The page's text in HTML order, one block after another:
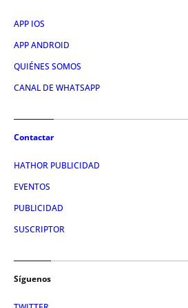
APP IOS
APP ANDROID
QUIÉNES SOMOS
CANAL DE WHATSAPP
Contactar
HATHOR PUBLICIDAD
EVENTOS
PUBLICIDAD
SUSCRIPTOR
Síguenos